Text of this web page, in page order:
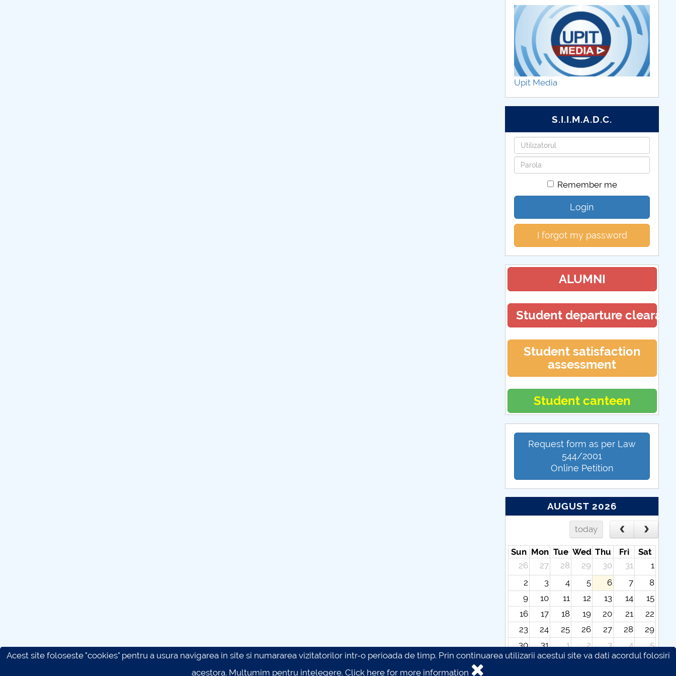
Upit Media
S.I.I.M.A.D.C.
Username
Password
Remember me
Login
I forgot my password
ALUMNI
Student departure
Student satisfaction
assessment
Student canteen
Request form as per Law
544/2001
Online Petition
AUGUST 2026
today
Sun Mon Tue Wed Thu Fri
Sat
26
27 28 29 30 31
1
2
3 4 5 6 7
8
9
10 11 12 13 14
15
16
17 18 19 20 21
22
23
24 25 26 27 28
29
30
31 1 2 3 4
5
Acest site foloseste "cookies" pentru a usura navigarea in site si numararea vizitatorilor intr-o perioada de timp. Prin continuarea utilizarii acestui site va dati acordul folosiri
acestora. Multumim pentru intelegere. Click here for more information